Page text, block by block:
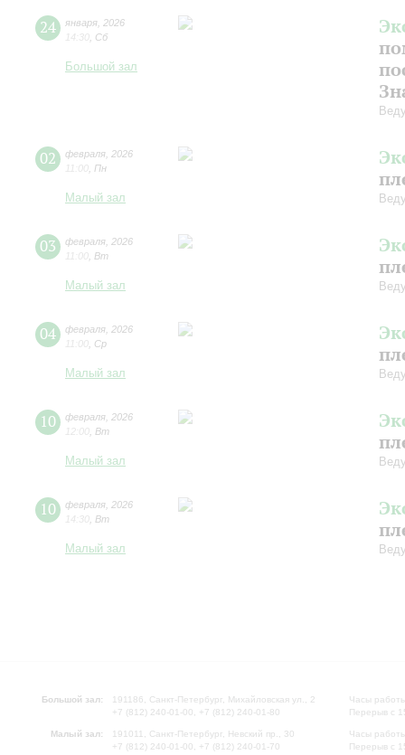
24 января 2026
14:30 Сб
Большой зал
02 февраля 2026
11:00 Пн
Малый зал
03 февраля 2026
11:00 Вт
Малый зал
04 февраля 2026
11:00 Ср
Малый зал
10 февраля 2026
12:00 Вт
Малый зал
10 февраля 2026
14:30 Вт
Малый зал
Большой зал:
191186, Санкт-Петербург, Михайловская ул., 2
+7 (812) 240-01-00, +7 (812) 240-01-80
Малый зал:
191011, Санкт-Петербург, Невский пр., 30
+7 (812) 240-01-00, +7 (812) 240-01-70
Часы
Перерыв с
Часы
Перерыв с